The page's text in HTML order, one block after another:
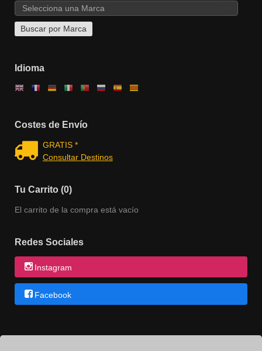
Idioma
Costes de Envío
GRATIS *
Consultar Destinos
Tu Carrito (0)
El carrito de la compra está vacío
Redes Sociales
Instagram
Facebook